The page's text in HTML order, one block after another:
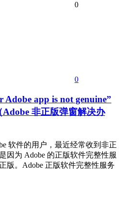
0
0
Adobe app is not genuine”
非正版弹窗解决办
软件的用户，最近经常收到非正
因为 Adobe 的正版软件完整性服
版。Adobe 正版软件完整性服务